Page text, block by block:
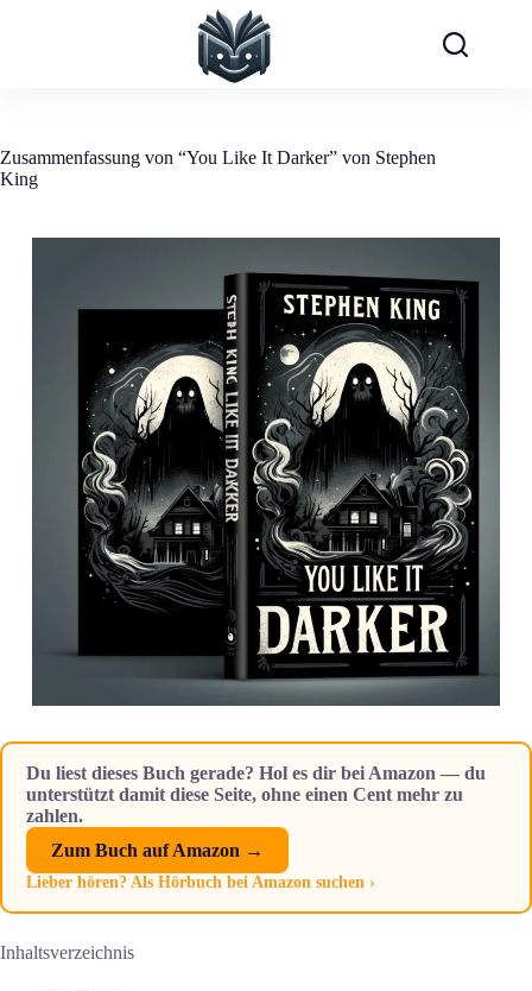
Zusammenfassung von “You Like It Darker” von Stephen
King
Du liest dieses Buch gerade? Hol es dir bei Amazon — du
unterstützt damit diese Seite, ohne einen Cent mehr zu
zahlen.
Zum Buch auf Amazon →
Lieber hören? Als Hörbuch bei Amazon suchen ›
Inhaltsverzeichnis